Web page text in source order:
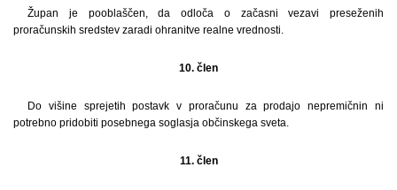
Župan je pooblaščen, da odloča o začasni vezavi preseženih
proračunskih sredstev zaradi ohranitve realne vrednosti.
10. člen
Do višine sprejetih postavk v proračunu za prodajo nepremičnin ni
potrebno pridobiti posebnega soglasja občinskega sveta.
11. člen